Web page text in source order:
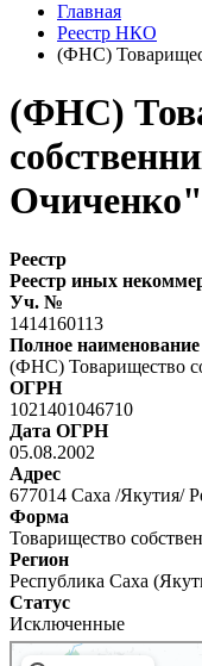
Главная
Реестр НКО
(ФНС)
(ФНС)
Очиченко"
Реестр
Реестр иных
Уч. №
1414160113
Полное наименование
(ФНС) Товарищество
ОГРН
1021401046710
Дата ОГРН
05.08.2002
Адрес
677014 Саха /Якутия/
Форма
Товарищество
Регион
Республика Саха
Статус
Исключенные